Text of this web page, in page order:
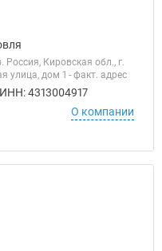
Кировская обл., г.
улица, дом 1 - факт. адрес
4313004917
О компании